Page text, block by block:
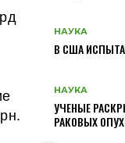
НАУКА
В США
НАУКА
УЧЕНЫЕ
РАКОВЫХ